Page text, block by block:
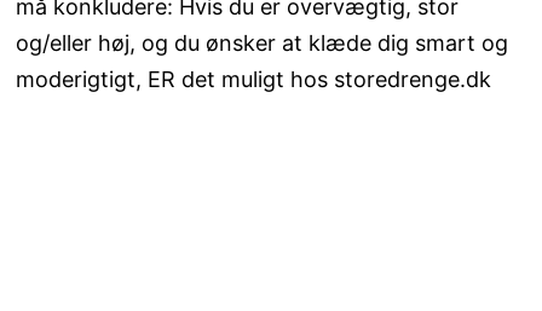
må konkludere: Hvis du er overvægtig, stor
og/eller høj, og du ønsker at klæde dig smart og
moderigtigt, ER det muligt hos storedrenge.dk